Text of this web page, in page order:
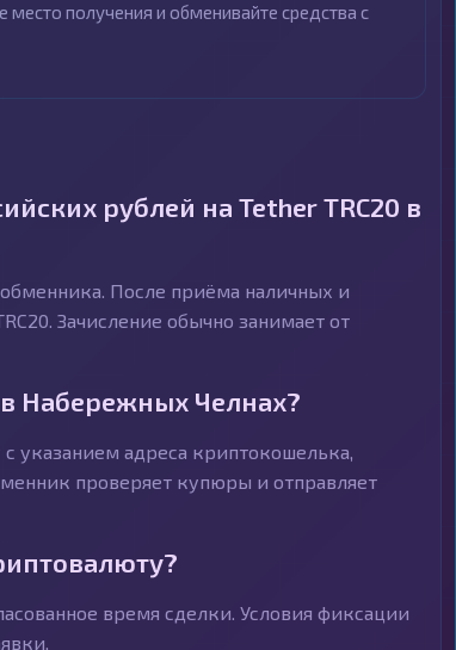
получения и обменивайте средства с
рублей на Tether TRC20 в
После приёма наличных и
Зачисление обычно занимает от
Набережных Челнах?
указанием адреса криптокошелька,
проверяет купюры и отправляет
время сделки. Условия фиксации